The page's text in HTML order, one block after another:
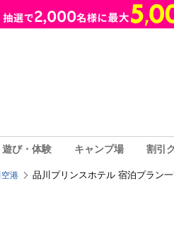
遊び・体験 キャンプ場 割引
港 品川プリンスホテル 宿泊プラン